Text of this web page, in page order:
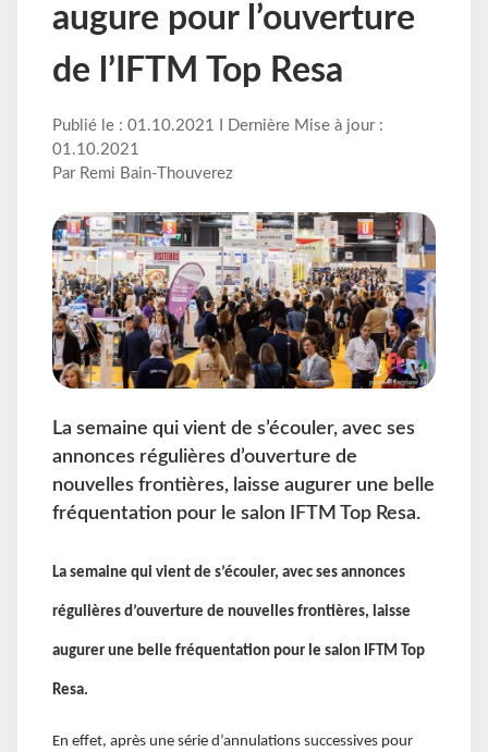
augure pour l’ouverture
de l’IFTM Top Resa
Publié le : 01.10.2021 I Dernière Mise à jour :
01.10.2021
Par Remi Bain-Thouverez
La semaine qui vient de s’écouler, avec ses
annonces régulières d’ouverture de
nouvelles frontières, laisse augurer une belle
fréquentation pour le salon IFTM Top Resa.
La semaine qui vient de s’écouler, avec ses annonces
régulières d’ouverture de nouvelles frontières, laisse
augurer une belle fréquentation pour le salon IFTM Top
Resa.
En effet, après une série d’annulations successives pour